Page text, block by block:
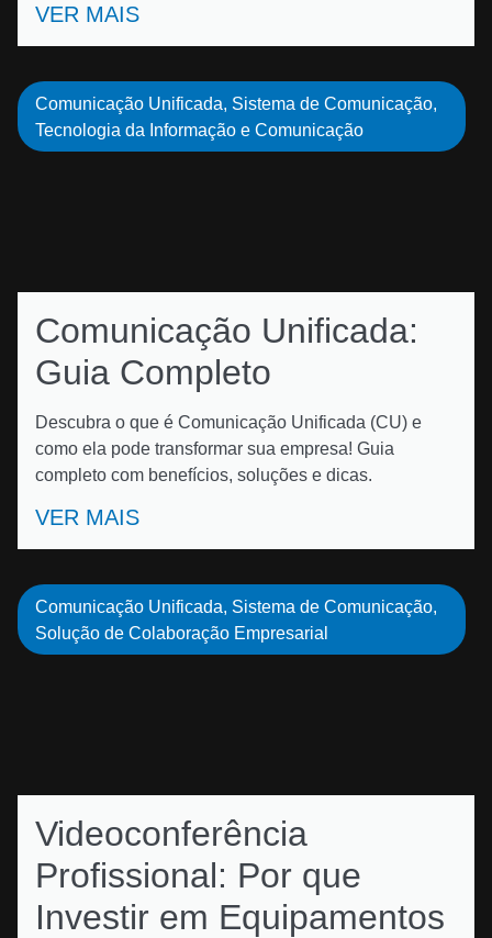
VER MAIS
Comunicação Unificada:
Guia Completo
Descubra o que é Comunicação Unificada (CU) e
como ela pode transformar sua empresa! Guia
completo com benefícios, soluções e dicas.
VER MAIS
Comunicação Unificada, Sistema de Comunicação,
Tecnologia da Informação e Comunicação
Videoconferência
Profissional: Por que
Investir em Equipamentos
Comunicação Unificada, Sistema de Comunicação,
Solução de Colaboração Empresarial